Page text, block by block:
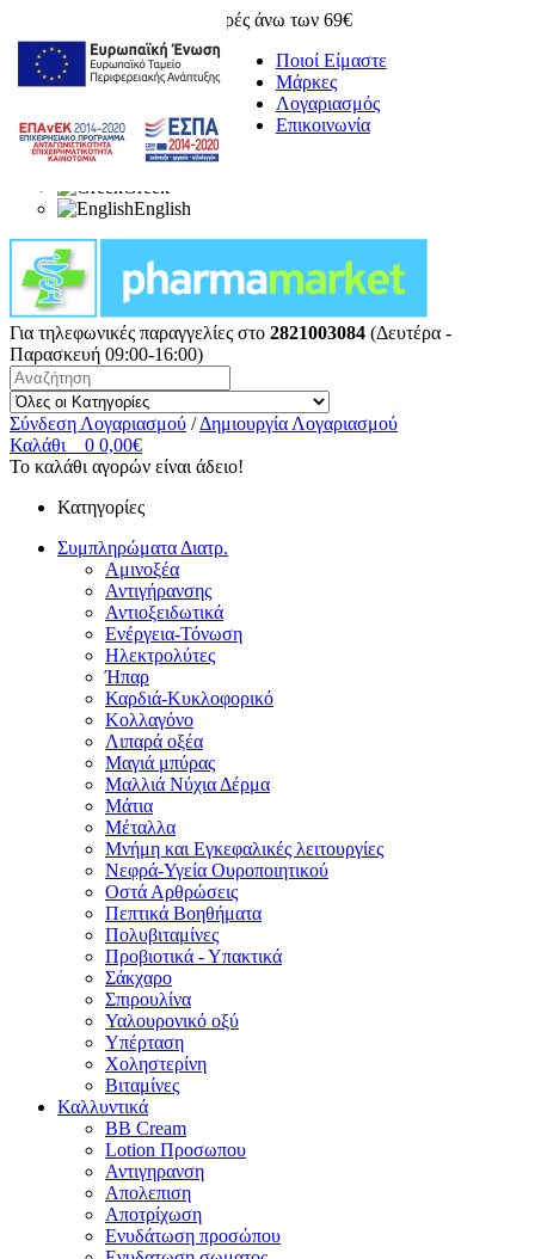
Δωρεάν μεταφορικά για αγορές άνω των 69€
Ποιοί Είμαστε
Μάρκες
Λογαριασμός
Επικοινωνία
Greek
English
Για τηλεφωνικές παραγγελίες στο 2821003084 (Δευτέρα -
Παρασκευή 09:00-16:00)
Σύνδεση Λογαριασμού / Δημιουργία Λογαριασμού
Καλάθι
0 0,00€
Το καλάθι αγορών είναι άδειο!
Κατηγορίες
Συμπληρώματα Διατρ.
Αμινοξέα
Αντιγήρανσης
Αντιοξειδωτικά
Ενέργεια-Τόνωση
Ηλεκτρολύτες
Ήπαρ
Καρδιά-Κυκλοφορικό
Κολλαγόνο
Λιπαρά οξέα
Μαγιά μπύρας
Μαλλιά Νύχια Δέρμα
Μάτια
Μέταλλα
Μνήμη και Εγκεφαλικές λειτουργίες
Νεφρά-Υγεία Ουροποιητικού
Οστά Αρθρώσεις
Πεπτικά Βοηθήματα
Πολυβιταμίνες
Προβιοτικά - Υπακτικά
Σάκχαρο
Σπιρουλίνα
Υαλουρονικό οξύ
Υπέρταση
Χοληστερίνη
Βιταμίνες
Καλλυντικά
BB Cream
Lotion Προσωπου
Αντιγηρανση
Απολεπιση
Αποτρίχωση
Ενυδάτωση προσώπου